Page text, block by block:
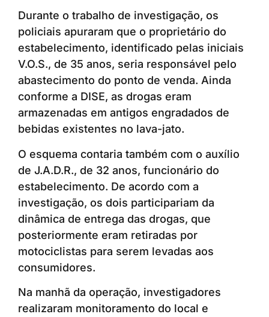
Durante o trabalho de investigação, os
policiais apuraram que o proprietário do
estabelecimento, identificado pelas iniciais
V.O.S., de 35 anos, seria responsável pelo
abastecimento do ponto de venda. Ainda
conforme a DISE, as drogas eram
armazenadas em antigos engradados de
bebidas existentes no lava-jato.
O esquema contaria também com o auxílio
de J.A.D.R., de 32 anos, funcionário do
estabelecimento. De acordo com a
investigação, os dois participariam da
dinâmica de entrega das drogas, que
posteriormente eram retiradas por
motociclistas para serem levadas aos
consumidores.
Na manhã da operação, investigadores
realizaram monitoramento do local e